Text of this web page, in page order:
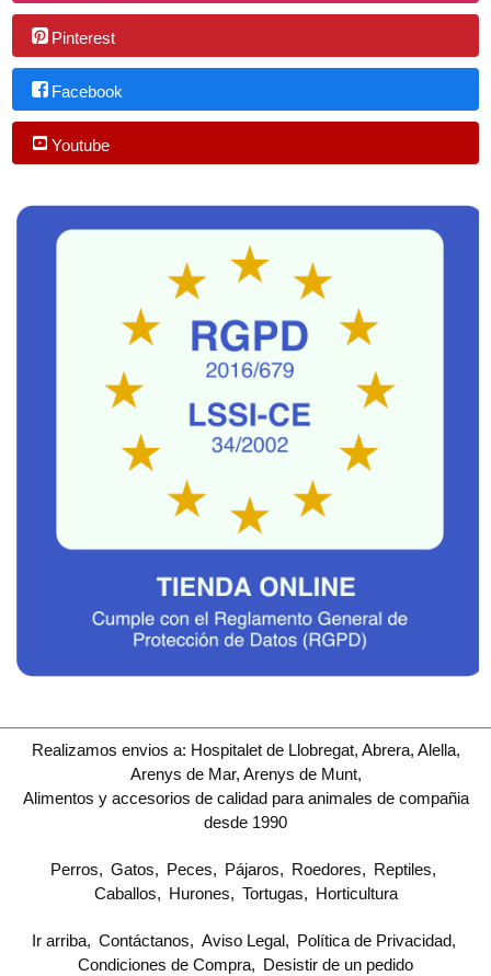
Pinterest
Facebook
Youtube
Realizamos envios a: Hospitalet de Llobregat, Abrera, Alella,
Arenys de Mar, Arenys de Munt,
Alimentos y accesorios de calidad para animales de compañia
desde 1990
Perros Gatos Peces Pájaros Roedores
Reptiles
Caballos
Hurones Tortugas Horticultura
Ir arriba Contáctanos Aviso Legal
Política de Privacidad
Condiciones de Compra
Desistir de un pedido